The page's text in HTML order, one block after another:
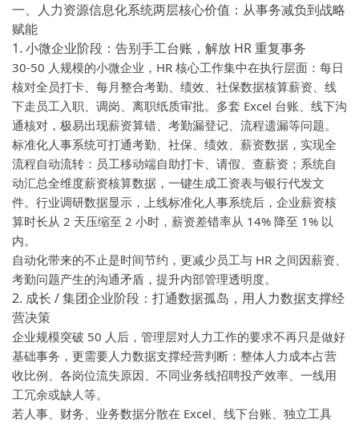
一、人力资源信息化系统两层核心价值：从事务减负到战略
赋能
1. 小微企业阶段：告别手工台账，解放 HR 重复事务
30-50 人规模的小微企业，HR 核心工作集中在执行层面：每日
核对全员打卡、每月整合考勤、绩效、社保数据核算薪资、线
下走员工入职、调岗、离职纸质审批。多套 Excel 台账、线下沟
通核对，极易出现薪资算错、考勤漏登记、流程遗漏等问题。
标准化人事系统可打通考勤、社保、绩效、薪资数据，实现全
流程自动流转：员工移动端自助打卡、请假、查薪资；系统自
动汇总全维度薪资核算数据，一键生成工资表与银行代发文
件。行业调研数据显示，上线标准化人事系统后，企业薪资核
算时长从 2 天压缩至 2 小时，薪资差错率从 14% 降至 1% 以
内。
自动化带来的不止是时间节约，更减少员工与 HR 之间因薪资、
考勤问题产生的沟通矛盾，提升内部管理透明度。
2. 成长 / 集团企业阶段：打通数据孤岛，用人力数据支撑经
营决策
企业规模突破 50 人后，管理层对人力工作的要求不再只是做好
基础事务，更需要人力数据支撑经营判断：整体人力成本占营
收比例、各岗位流失原因、不同业务线招聘投产效率、一线用
工冗余或缺人等。
若人事、财务、业务数据分散在 Excel、线下台账、独立工具